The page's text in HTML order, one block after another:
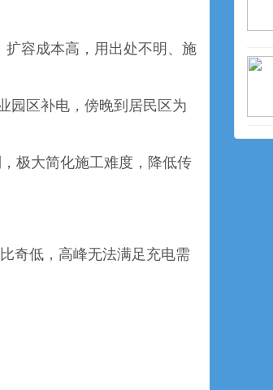
容成本高，用出处不明、施
园区补电，傍晚到居民区为
极大简化施工难度，降低传
奇低，高峰无法满足充电需